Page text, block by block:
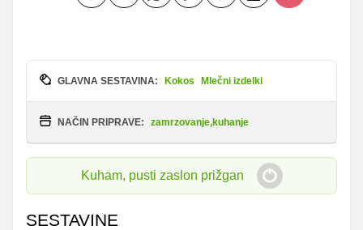
GLAVNA SESTAVINA: Kokos Mlečni izdelki
NAČIN PRIPRAVE: zamrzovanje,kuhanje
Kuham, pusti zaslon prižgan
SESTAVINE